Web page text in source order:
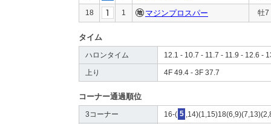
18 1 マジンプロスパー 牡7
タイム
ハロンタイム 12.1 - 10.7 - 11.7 - 11.9 - 12.6 -
上り 4F 49.4 - 3F 37.7
コーナー通過順位
3コーナー 16-( 5